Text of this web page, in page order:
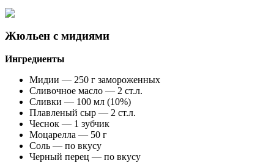
Жюльен с мидиями
Ингредиенты
Мидии — 250 г замороженных
Сливочное масло — 2 ст.л.
Сливки — 100 мл (10%)
Плавленый сыр — 2 ст.л.
Чеснок — 1 зубчик
Моцарелла — 50 г
Соль — по вкусу
Черный перец — по вкусу